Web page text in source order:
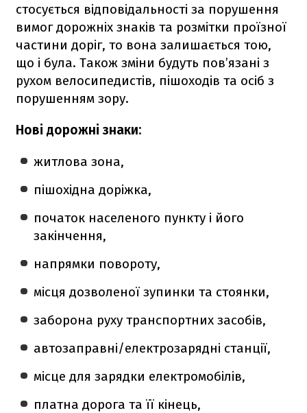
стосується відповідальності за порушення
вимог дорожніх знаків та розмітки проїзної
частини доріг, то вона залишається тою,
що і була. Також зміни будуть пов’язані з
рухом велосипедистів, пішоходів та осіб з
порушенням зору.
Нові дорожні знаки:
житлова зона,
пішохідна доріжка,
початок населеного пункту і його
закінчення,
напрямки повороту,
місця дозволеної зупинки та стоянки,
заборона руху транспортних засобів,
автозаправні/електрозарядні станції,
місце для зарядки електромобілів,
платна дорога та її кінець,